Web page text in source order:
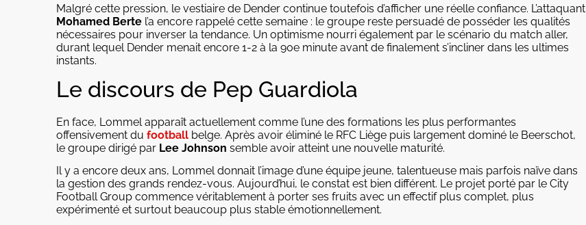
Malgré cette pression, le vestiaire de Dender continue toutefois d’afficher une réelle confiance. L’attaquant
Mohamed Berte l’a encore rappelé cette semaine : le groupe reste persuadé de posséder les qualités
nécessaires pour inverser la tendance. Un optimisme nourri également par le scénario du match aller,
durant lequel Dender menait encore 1-2 à la 90e minute avant de finalement s’incliner dans les ultimes
instants.
Le discours de Pep Guardiola
En face, Lommel apparaît actuellement comme l’une des formations les plus performantes
offensivement du football belge. Après avoir éliminé le RFC Liège puis largement dominé le Beerschot,
le groupe dirigé par Lee Johnson semble avoir atteint une nouvelle maturité.
Il y a encore deux ans, Lommel donnait l’image d’une équipe jeune, talentueuse mais parfois naïve dans
la gestion des grands rendez-vous. Aujourd’hui, le constat est bien différent. Le projet porté par le City
Football Group commence véritablement à porter ses fruits avec un effectif plus complet, plus
expérimenté et surtout beaucoup plus stable émotionnellement.